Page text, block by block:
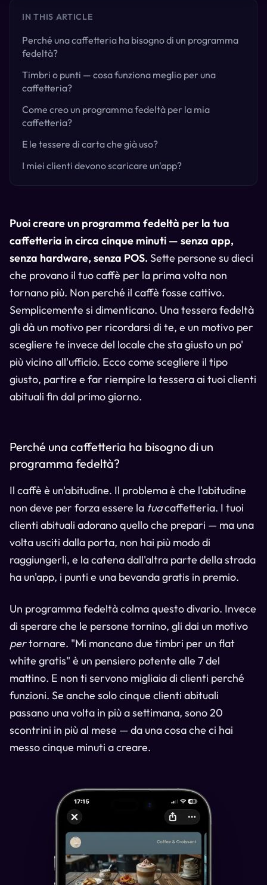
IN THIS ARTICLE
Perché una caffetteria ha bisogno di un programma
fedeltà?
Timbri o punti — cosa funziona meglio per una
caffetteria?
Come creo un programma fedeltà per la mia
caffetteria?
E le tessere di carta che già uso?
I miei clienti devono scaricare un'app?
Puoi creare un programma fedeltà per la tua
caffetteria in circa cinque minuti — senza app,
senza hardware, senza POS. Sette persone su dieci
che provano il tuo caffè per la prima volta non
tornano più. Non perché il caffè fosse cattivo.
Semplicemente si dimenticano. Una tessera fedeltà
gli dà un motivo per ricordarsi di te, e un motivo per
scegliere te invece del locale che sta giusto un po'
più vicino all'ufficio. Ecco come scegliere il tipo
giusto, partire e far riempire la tessera ai tuoi clienti
abituali fin dal primo giorno.
Perché una caffetteria ha bisogno di un
programma fedeltà?
Il caffè è un'abitudine. Il problema è che l'abitudine
non deve per forza essere la tuacaffetteria. I tuoi
clienti abituali adorano quello che prepari — ma una
volta usciti dalla porta, non hai più modo di
raggiungerli, e la catena dall'altra parte della strada
ha un'app, i punti e una bevanda gratis in premio.
Un programma fedeltà colma questo divario. Invece
di sperare che le persone tornino, gli dai un motivo
pertornare. "Mi mancano due timbri per un flat
white gratis" è un pensiero potente alle 7 del
mattino. E non ti servono migliaia di clienti perché
funzioni. Se anche solo cinque clienti abituali
passano una volta in più a settimana, sono 20
scontrini in più al mese — da una cosa che ci hai
messo cinque minuti a creare.